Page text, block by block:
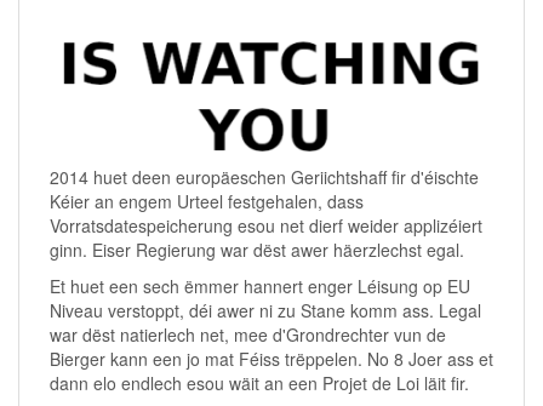
2014 huet deen europäeschen Geriichtshaff fir d'éischte
Kéier an engem Urteel festgehalen, dass
Vorratsdatespeicherung esou net dierf weider applizéiert
ginn. Eiser Regierung war dëst awer häerzlechst egal.
Et huet een sech ëmmer hannert enger Léisung op EU
Niveau verstoppt, déi awer ni zu Stane komm ass. Legal
war dëst natierlech net, mee d'Grondrechter vun de
Bierger kann een jo mat Féiss trëppelen. No 8 Joer ass et
dann elo endlech esou wäit an een Projet de Loi läit fir.